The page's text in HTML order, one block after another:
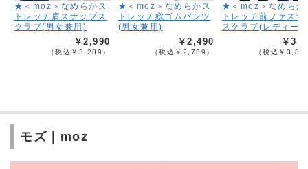
★＜moz＞なめらかス
トレッチ肩スナップス
クラブ(男女兼用)
￥2,990
（税込￥3,289）
★＜moz＞なめらかス
トレッチ総ゴムパンツ
(男女兼用)
￥2,490
（税込￥2,739）
★＜moz＞なめらか
トレッチ前ファスナ
スクラブ(レディー
￥
（税込￥
モズ｜moz